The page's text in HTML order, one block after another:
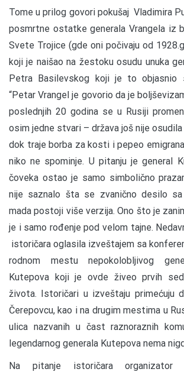
Tome u prilog govori pokušaj Vladimira
posmrtne ostatke generala Vrangela iz
Svete Trojice (gde oni počivaju od
koji je naišao na žestoku osudu unuka
Petra Basilevskog koji je to objasnio
“Petar Vrangel je govorio da je
poslednjih 20 godina se u Rusiji
osim jedne stvari – država još nije
dok traje borba za kosti i pepeo
niko ne spominje. U pitanju je general
čoveka ostao je samo simbolično
nije saznalo šta se zvanično desilo
mada postoji više verzija. Ono što je
je i samo rođenje pod velom tajne.
istoričara oglasila izveštajem sa
rodnom mestu nepokolobljivog
Kutepova koji je ovde živeo prvih
života. Istoričari u izveštaju primećuju
Čerepovcu, kao i na drugim mestima u
ulica nazvanih u čast raznoraznih
legendarnog generala Kutepova nema
Na pitanje istoričara organizator